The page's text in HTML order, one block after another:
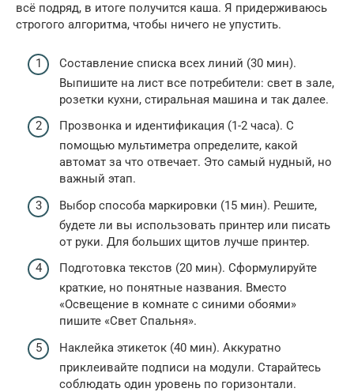
всё подряд, в итоге получится каша. Я придерживаюсь
строгого алгоритма, чтобы ничего не упустить.
Составление списка всех линий (30 мин).
Выпишите на лист все потребители: свет в зале,
розетки кухни, стиральная машина и так далее.
Прозвонка и идентификация (1-2 часа). С
помощью мультиметра определите, какой
автомат за что отвечает. Это самый нудный, но
важный этап.
Выбор способа маркировки (15 мин). Решите,
будете ли вы использовать принтер или писать
от руки. Для больших щитов лучше принтер.
Подготовка текстов (20 мин). Сформулируйте
краткие, но понятные названия. Вместо
«Освещение в комнате с синими обоями»
пишите «Свет Спальня».
Наклейка этикеток (40 мин). Аккуратно
приклеивайте подписи на модули. Старайтесь
соблюдать один уровень по горизонтали.